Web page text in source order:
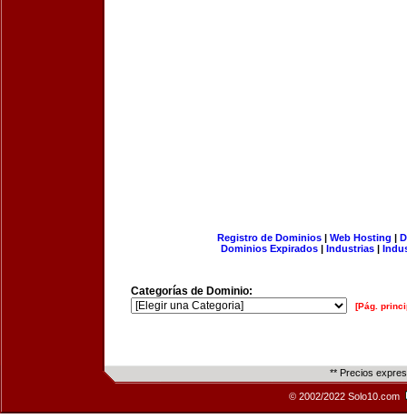
Registro de Dominios| Web Hosting |
Dominios Expirados | Industrias |
Categorías de Dominio:
[Pág.
** Precios
© 2002/2022 Solo10.com